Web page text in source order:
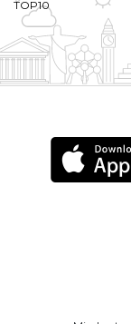
TOP10